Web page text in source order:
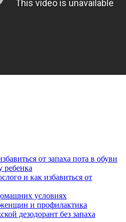
от запаха пота в обуви
ребенка
и как избавиться от
условиях
и профилактика
дезодорант без запаха